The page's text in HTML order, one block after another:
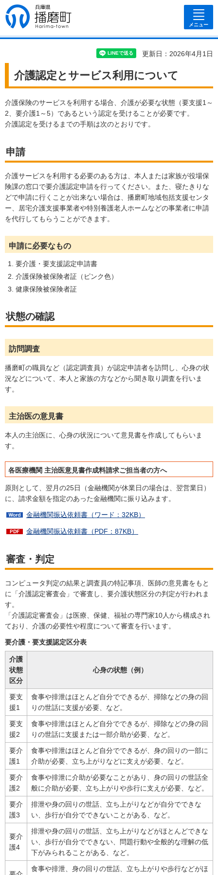
兵庫県 播磨
町
メニュー
更新日：2026年4月1日
介護認定とサービス利用について
介護保険のサービスを利用する場合、介護が必要な状態（要支援1～
2、要介護1～5）であるという認定を受けることが必要です。
介護認定を受けるまでの手順は次のとおりです。
申請
介護サービスを利用する必要のある方は、本人または家族が役場保
険課の窓口で要介護認定申請を行ってください。また、寝たきりな
どで申請に行くことが出来ない場合は、播磨町地域包括支援センタ
ー、居宅介護支援事業者や特別養護老人ホームなどの事業者に申請
を代行してもらうことができます。
申請に必要なもの
要介護・要支援認定申請書
介護保険被保険者証（ピンク色）
健康保険被保険者証
状態の確認
訪問調査
播磨町の職員など（認定調査員）が認定申請者を訪問し、心身の状
況などについて、本人と家族の方などから聞き取り調査を行いま
す。
主治医の意見書
本人の主治医に、心身の状況について意見書を作成してもらいま
す。
各医療機関 主治医意見書作成料請求ご担当者の方へ
原則として、翌月の25日（金融機関が休業日の場合は、翌営業日）
に、請求金額を指定のあった金融機関に振り込みます。
金融機関振込依頼書（ワード：32KB）
金融機関振込依頼書（PDF：87KB）
審査・判定
コンピュータ判定の結果と調査員の特記事項、医師の意見書をもと
に「介護認定審査会」で審査し、要介護状態区分の判定が行われま
す。
「介護認定審査会」は医療、保健、福祉の専門家10人から構成され
ており、介護の必要性や程度について審査を行います。
要介護・要支援認定区分表
介護
状態
区分
心身の状態（例）
要支
援1
食事や排泄はほとんど自分でできるが、掃除などの身の回
りの世話に支援が必要、など。
要支
援2
食事や排泄はほとんど自分でできるが、掃除などの身の回
りの世話に支援または一部介助が必要、など。
要介
護1
食事や排泄はほとんど自分でできるが、身の回りの一部に
介助が必要、立ち上がりなどに支えが必要、など。
要介
護2
食事や排泄に介助が必要なことがあり、身の回りの世話全
般に介助が必要、立ち上がりや歩行に支えが必要、など。
要介
護3
排泄や身の回りの世話、立ち上がりなどが自分でできな
い、歩行が自分でできないことがある、など。
要介
護4
排泄や身の回りの世話、立ち上がりなどがほとんどできな
い、歩行が自分でできない、問題行動や全般的な理解の低
下がみられることがある、など。
食事や排泄、身の回りの世話、立ち上がりや歩行などがほ